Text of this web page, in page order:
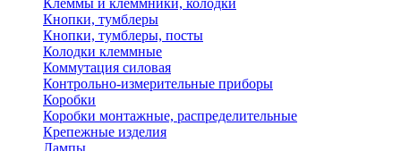
Кнопки, тумблеры
Кнопки, тумблеры, посты
Колодки клеммные
Коммутация силовая
Контрольно-измерительные приборы
Коробки
Коробки монтажные, распределительные
Крепежные изделия
Лампы